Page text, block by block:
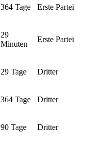
364 Tage Erste Partei
29
Minuten
Erste Partei
29 Tage Dritter
364 Tage Dritter
90 Tage Dritter